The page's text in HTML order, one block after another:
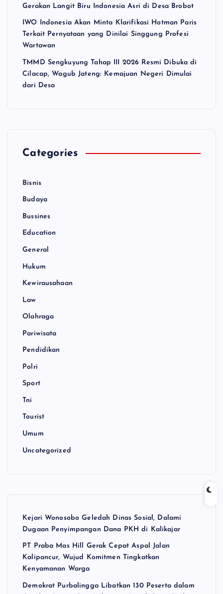
Gerakan Langit Biru Indonesia Asri di Desa Brobot
IWO Indonesia Akan Minta Klarifikasi Hotman Paris
Terkait Pernyataan yang Dinilai Singgung Profesi
Wartawan
TMMD Sengkuyung Tahap III 2026 Resmi Dibuka di
Cilacap, Wagub Jateng: Kemajuan Negeri Dimulai
dari Desa
Categories
Bisnis
Budaya
Bussines
Education
General
Hukum
Kewirausahaan
Law
Olahraga
Pariwisata
Pendidikan
Polri
Sport
Tni
Tourist
Umum
Uncategorized
Kejari Wonosobo Geledah Dinas Sosial, Dalami
Dugaan Penyimpangan Dana PKH di Kalikajar
PT Praba Mas Hill Gerak Cepat Aspal Jalan
Kalipancur, Wujud Komitmen Tingkatkan
Kenyamanan Warga
Demokrat Purbalingga Libatkan 130 Peserta dalam